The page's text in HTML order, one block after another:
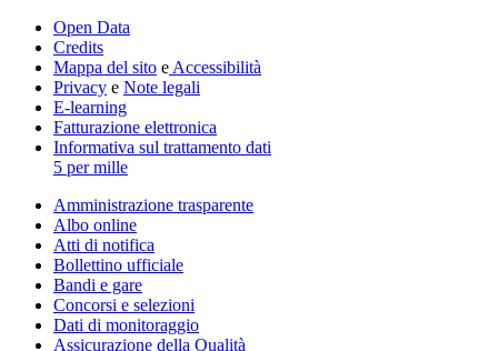
Open Data
Credits
Mappa del sito e Accessibilità
Privacy e Note legali
E-learning
Fatturazione elettronica
Informativa sul trattamento dati
5 per mille
Amministrazione trasparente
Albo online
Atti di notifica
Bollettino ufficiale
Bandi e gare
Concorsi e selezioni
Dati di monitoraggio
Assicurazione della Qualità